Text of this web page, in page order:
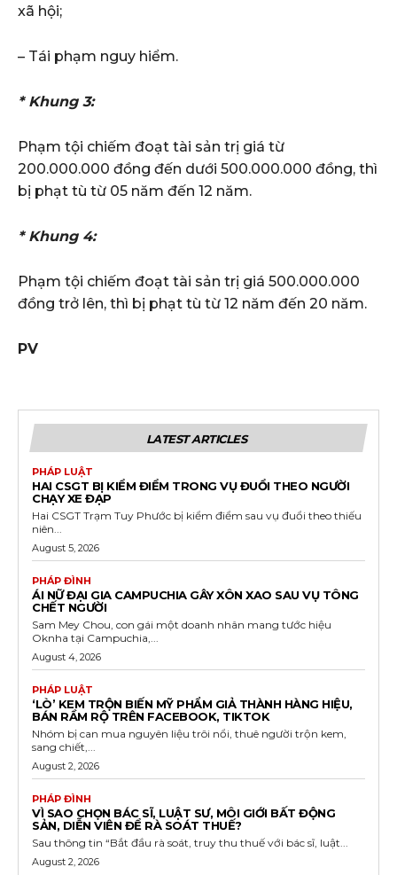
xã hội;
– Tái phạm nguy hiểm.
* Khung 3:
Phạm tội chiếm đoạt tài sản trị giá từ
200.000.000 đồng đến dưới 500.000.000 đồng, thì
bị phạt tù từ 05 năm đến 12 năm.
* Khung 4:
Phạm tội chiếm đoạt tài sản trị giá 500.000.000
đồng trở lên, thì bị phạt tù từ 12 năm đến 20 năm.
PV
LATEST ARTICLES
PHÁP LUẬT
HAI CSGT BỊ KIỂM ĐIỂM TRONG VỤ ĐUỔI THEO NGƯỜI
CHẠY XE ĐẠP
Hai CSGT Trạm Tuy Phước bị kiểm điểm sau vụ đuổi theo thiếu
niên...
August 5, 2026
PHÁP ĐÌNH
ÁI NỮ ĐẠI GIA CAMPUCHIA GÂY XÔN XAO SAU VỤ TÔNG
CHẾT NGƯỜI
Sam Mey Chou, con gái một doanh nhân mang tước hiệu
Oknha tại Campuchia,...
August 4, 2026
PHÁP LUẬT
‘LÒ’ KEM TRỘN BIẾN MỸ PHẨM GIẢ THÀNH HÀNG HIỆU,
BÁN RẦM RỘ TRÊN FACEBOOK, TIKTOK
Nhóm bị can mua nguyên liệu trôi nổi, thuê người trộn kem,
sang chiết,...
August 2, 2026
PHÁP ĐÌNH
VÌ SAO CHỌN BÁC SĨ, LUẬT SƯ, MÔI GIỚI BẤT ĐỘNG
SẢN, DIỄN VIÊN ĐỂ RÀ SOÁT THUẾ?
Sau thông tin “Bắt đầu rà soát, truy thu thuế với bác sĩ, luật...
August 2, 2026